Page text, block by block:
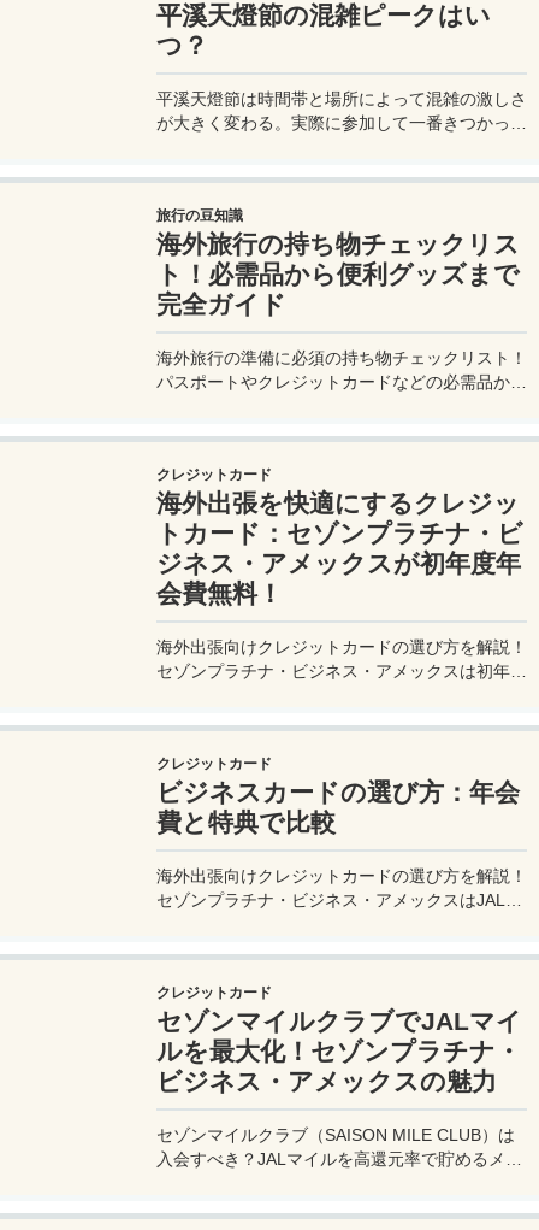
平溪天燈節の混雑ピークはい
つ？
平溪天燈節は時間帯と場所によって混雑の激しさ
が大きく変わる。実際に参加して一番きつかった
旅行の豆知識
海外旅行の持ち物チェックリス
ト！必需品から便利グッズまで
完全ガイド
海外旅行の準備に必須の持ち物チェックリスト！
パスポートやクレジットカードなどの必需品か
ャートリップで今すぐチェック！
クレジットカード
海外出張を快適にするクレジッ
トカード：セゾンプラチナ・ビ
ジネス・アメックスが初年度年
会費無料！
海外出張向けクレジットカードの選び方を解説！
セゾンプラチナ・ビジネス・アメックスは初年度
クレジットカード
ビジネスカードの選び方：年会
費と特典で比較
海外出張向けクレジットカードの選び方を解説！
セゾンプラチナ・ビジネス・アメックスはJALマ
クレジットカード
セゾンマイルクラブでJALマイ
ルを最大化！セゾンプラチナ・
ビジネス・アメックスの魅力
セゾンマイルクラブ（SAISON MILE CLUB）は
入会すべき？JALマイルを高還元率で貯めるメリ